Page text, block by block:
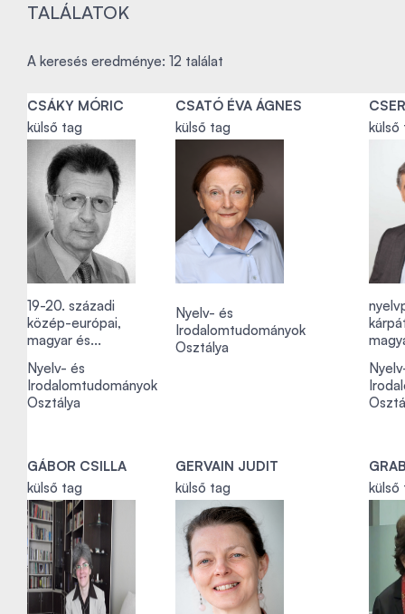
TALÁLATOK
A keresés eredménye: 12 találat
CSÁKY MÓRIC
külső tag
19-20. századi
közép-európai,
magyar és...
Nyelv- és
Irodalomtudományok
Osztálya
CSATÓ ÉVA ÁGNES
külső tag
Nyelv- és
Irodalomtudományok
Osztálya
külső
GÁBOR CSILLA
külső tag
GERVAIN JUDIT
külső tag
külső